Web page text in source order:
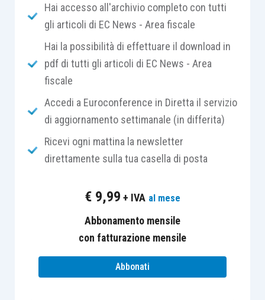
plusvalenzain quote costantinell’esercizio di
realizzo e nei 4 successivi.
Dal 1° gennaio 2026(per i soggetti con esercizio
coincidente con l’anno solare),
viene soppressa
per la generalità dei
beni
strumentali materiali e immaterialie per
requisiti per la Participation Exemption
redazione del bilancio d’esercizio
specificamente nella voce delle
e nella gestione dellafiscalità differita
plusvalenza generava un
Hai accesso all'archivio completo con tutti
gli articoli di EC News - Area fiscale
Hai la possibilità di effettuare il download in
pdf di tutti gli articoli di EC News - Area
fiscale
Accedi a Euroconference in Diretta il servizio
di aggiornamento settimanale (in differita)
Ricevi ogni mattina la newsletter
direttamente sulla tua casella di posta
€ 9,99 + IVA al mese
Abbonamento mensile
con fatturazione mensile
Abbonati